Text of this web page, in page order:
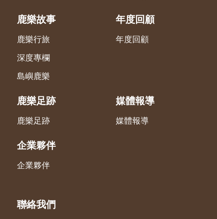
鹿樂故事
鹿樂行旅
深度專欄
島嶼鹿樂
年度回顧
年度回顧
鹿樂足跡
鹿樂足跡
媒體報導
媒體報導
企業夥伴
企業夥伴
聯絡我們